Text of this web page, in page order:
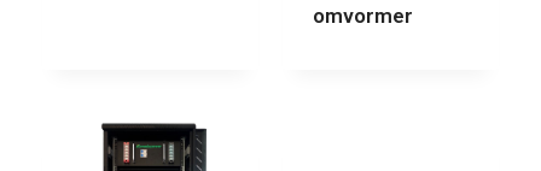
omvormer